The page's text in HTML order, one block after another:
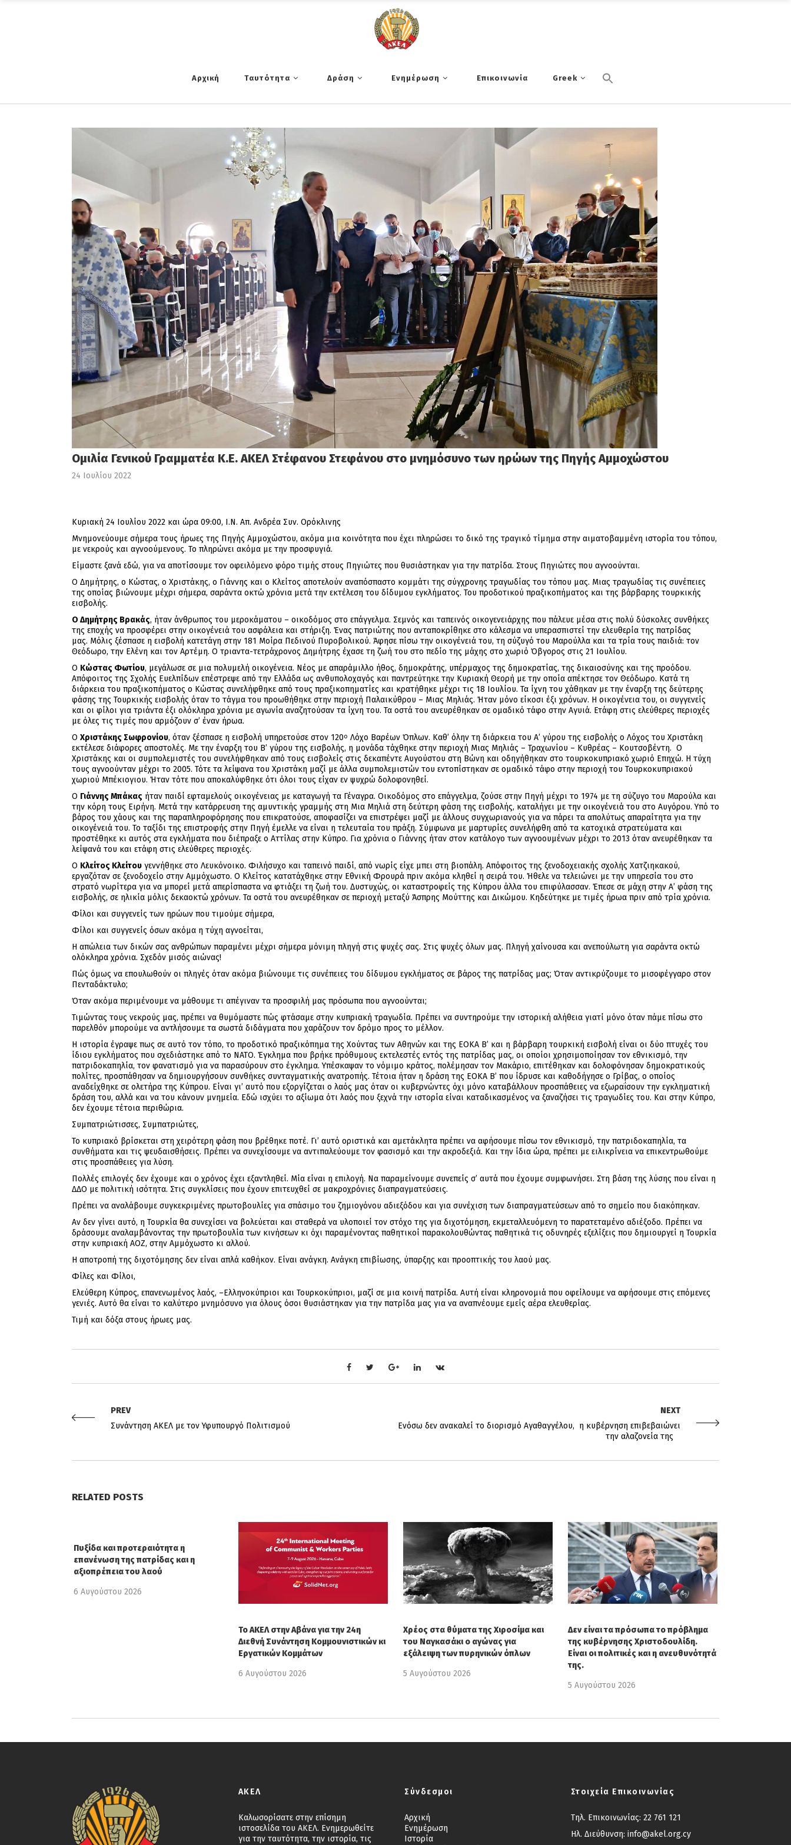
Αρχική Ταυτότητα Δράση Ενημέρωση Επικοινωνία Greek
Ομιλία Γενικού Γραμματέα Κ.Ε. ΑΚΕΛ Στέφανου Στεφάνου στο μνημόσυνο των ηρώων της Πηγής Αμμοχώστου
24 Ιουλίου 2022
Κυριακή 24 Ιουλίου 2022 και ώρα 09:00, Ι.Ν. Απ. Ανδρέα Συν. Ορόκλινης
Μνημονεύουμε σήμερα τους ήρωες της Πηγής Αμμοχώστου, ακόμα μια κοινότητα που έχει πληρώσει το δικό της τραγικό τίμημα στην αιματοβαμμένη ιστορία του τόπου,
με νεκρούς και αγνοούμενους. Το πληρώνει ακόμα με την προσφυγιά.
Είμαστε ξανά εδώ, για να αποτίσουμε τον οφειλόμενο φόρο τιμής στους Πηγιώτες που θυσιάστηκαν για την πατρίδα. Στους Πηγιώτες που αγνοούνται.
Ο Δημήτρης, ο Κώστας, ο Χριστάκης, ο Γιάννης και ο Κλείτος αποτελούν αναπόσπαστο κομμάτι της σύγχρονης τραγωδίας του τόπου μας. Μιας τραγωδίας τις συνέπειες
της οποίας βιώνουμε μέχρι σήμερα, σαράντα οκτώ χρόνια μετά την εκτέλεση του δίδυμου εγκλήματος. Του προδοτικού πραξικοπήματος και της βάρβαρης τουρκικής
εισβολής.
Ο Δημήτρης Βρακάς, ήταν άνθρωπος του μεροκάματου – οικοδόμος στο επάγγελμα. Σεμνός και ταπεινός οικογενειάρχης που πάλευε μέσα στις πολύ δύσκολες συνθήκες
της εποχής να προσφέρει στην οικογένειά του ασφάλεια και στήριξη. Ένας πατριώτης που ανταποκρίθηκε στο κάλεσμα να υπερασπιστεί την ελευθερία της πατρίδας
μας. Μόλις ξέσπασε η εισβολή κατετάγη στην 181 Μοίρα Πεδινού Πυροβολικού. Άφησε πίσω την οικογένειά του, τη σύζυγό του Μαρούλλα και τα τρία τους παιδιά: τον
Θεόδωρο, την Ελένη και τον Αρτέμη. Ο τριαντα-τετράχρονος Δημήτρης έχασε τη ζωή του στο πεδίο της μάχης στο χωριό Όβγορος στις 21 Ιουλίου.
Ο Κώστας Φωτίου, μεγάλωσε σε μια πολυμελή οικογένεια. Νέος με απαράμιλλο ήθος, δημοκράτης, υπέρμαχος της δημοκρατίας, της δικαιοσύνης και της προόδου.
Απόφοιτος της Σχολής Ευελπίδων επέστρεψε από την Ελλάδα ως ανθυπολοχαγός και παντρεύτηκε την Κυριακή Θεορή με την οποία απέκτησε τον Θεόδωρο. Κατά τη
διάρκεια του πραξικοπήματος ο Κώστας συνελήφθηκε από τους πραξικοπηματίες και κρατήθηκε μέχρι τις 18 Ιουλίου. Τα ίχνη του χάθηκαν με την έναρξη της δεύτερης
φάσης της Τουρκικής εισβολής όταν το τάγμα του προωθήθηκε στην περιοχή Παλαικύθρου – Μιας Μηλιάς. Ήταν μόνο είκοσι έξι χρόνων. Η οικογένεια του, οι συγγενείς
και οι φίλοι για τριάντα έξι ολόκληρα χρόνια με αγωνία αναζητούσαν τα ίχνη του. Τα οστά του ανευρέθηκαν σε ομαδικό τάφο στην Αγυιά. Ετάφη στις ελεύθερες περιοχές
με όλες τις τιμές που αρμόζουν σ’ έναν ήρωα.
Ο Χριστάκης Σωφρονίου, όταν ξέσπασε η εισβολή υπηρετούσε στον 120ο Λόχο Βαρέων Όπλων. Καθ’ όλην τη διάρκεια του Α’ γύρου της εισβολής ο Λόχος του Χριστάκη
εκτέλεσε διάφορες αποστολές. Με την έναρξη του Β’ γύρου της εισβολής, η μονάδα τάχθηκε στην περιοχή Μιας Μηλιάς – Τραχωνίου – Κυθρέας – Κουτσοβέντη. Ο
Χριστάκης και οι συμπολεμιστές του συνελήφθηκαν από τους εισβολείς στις δεκαπέντε Αυγούστου στη Βώνη και οδηγήθηκαν στο τουρκοκυπριακό χωριό Επηχώ. Η τύχη
τους αγνοούνταν μέχρι το 2005. Τότε τα λείψανα του Χριστάκη μαζί με άλλα συμπολεμιστών του εντοπίστηκαν σε ομαδικό τάφο στην περιοχή του Τουρκοκυπριακού
χωριού Μπέκιογιου. Ήταν τότε που αποκαλύφθηκε ότι όλοι τους είχαν εν ψυχρώ δολοφονηθεί.
Ο Γιάννης Μπάκας ήταν παιδί εφταμελούς οικογένειας με καταγωγή τα Γέναγρα. Οικοδόμος στο επάγγελμα, ζούσε στην Πηγή μέχρι το 1974 με τη σύζυγο του Μαρούλα και
την κόρη τους Ειρήνη. Μετά την κατάρρευση της αμυντικής γραμμής στη Μια Μηλιά στη δεύτερη φάση της εισβολής, καταλήγει με την οικογένειά του στο Αυγόρου. Υπό το
βάρος του χάους και της παραπληροφόρησης που επικρατούσε, αποφασίζει να επιστρέψει μαζί με άλλους συγχωριανούς για να πάρει τα απολύτως απαραίτητα για την
οικογένειά του. Το ταξίδι της επιστροφής στην Πηγή έμελλε να είναι η τελευταία του πράξη. Σύμφωνα με μαρτυρίες συνελήφθη από τα κατοχικά στρατεύματα και
προστέθηκε κι αυτός στα εγκλήματα που διέπραξε ο Αττίλας στην Κύπρο. Για χρόνια ο Γιάννης ήταν στον κατάλογο των αγνοουμένων μέχρι το 2013 όταν ανευρέθηκαν τα
λείψανά του και ετάφη στις ελεύθερες περιοχές.
Ο Κλείτος Κλείτου γεννήθηκε στο Λευκόνοικο. Φιλήσυχο και ταπεινό παιδί, από νωρίς είχε μπει στη βιοπάλη. Απόφοιτος της ξενοδοχειακής σχολής Χατζιηκακού,
εργαζόταν σε ξενοδοχείο στην Αμμόχωστο. Ο Κλείτος κατατάχθηκε στην Εθνική Φρουρά πριν ακόμα κληθεί η σειρά του. Ήθελε να τελειώνει με την υπηρεσία του στο
στρατό νωρίτερα για να μπορεί μετά απερίσπαστα να φτιάξει τη ζωή του. Δυστυχώς, οι καταστροφείς της Κύπρου άλλα του επιφύλασσαν. Έπεσε σε μάχη στην Α’ φάση της
εισβολής, σε ηλικία μόλις δεκαοκτώ χρόνων. Τα οστά του ανευρέθηκαν σε περιοχή μεταξύ Άσπρης Μούττης και Δικώμου. Κηδεύτηκε με τιμές ήρωα πριν από τρία χρόνια.
Φίλοι και συγγενείς των ηρώων που τιμούμε σήμερα,
Φίλοι και συγγενείς όσων ακόμα η τύχη αγνοείται,
Η απώλεια των δικών σας ανθρώπων παραμένει μέχρι σήμερα μόνιμη πληγή στις ψυχές σας. Στις ψυχές όλων μας. Πληγή χαίνουσα και ανεπούλωτη για σαράντα οκτώ
ολόκληρα χρόνια. Σχεδόν μισός αιώνας!
Πώς όμως να επουλωθούν οι πληγές όταν ακόμα βιώνουμε τις συνέπειες του δίδυμου εγκλήματος σε βάρος της πατρίδας μας; Όταν αντικρύζουμε το μισοφέγγαρο στον
Πενταδάκτυλο;
Όταν ακόμα περιμένουμε να μάθουμε τι απέγιναν τα προσφιλή μας πρόσωπα που αγνοούνται;
Τιμώντας τους νεκρούς μας, πρέπει να θυμόμαστε πώς φτάσαμε στην κυπριακή τραγωδία. Πρέπει να συντηρούμε την ιστορική αλήθεια γιατί μόνο όταν πάμε πίσω στο
παρελθόν μπορούμε να αντλήσουμε τα σωστά διδάγματα που χαράζουν τον δρόμο προς το μέλλον.
Η ιστορία έγραψε πως σε αυτό τον τόπο, το προδοτικό πραξικόπημα της Χούντας των Αθηνών και της ΕΟΚΑ Β’ και η βάρβαρη τουρκική εισβολή είναι οι δύο πτυχές του
ίδιου εγκλήματος που σχεδιάστηκε από το ΝΑΤΟ. Έγκλημα που βρήκε πρόθυμους εκτελεστές εντός της πατρίδας μας, οι οποίοι χρησιμοποίησαν τον εθνικισμό, την
πατριδοκαπηλία, τον φανατισμό για να παρασύρουν στο έγκλημα. Υπέσκαψαν το νόμιμο κράτος, πολέμησαν τον Μακάριο, επιτέθηκαν και δολοφόνησαν δημοκρατικούς
πολίτες, προσπάθησαν να δημιουργήσουν συνθήκες συνταγματικής ανατροπής. Τέτοια ήταν η δράση της ΕΟΚΑ Β’ που ίδρυσε και καθοδήγησε ο Γρίβας, ο οποίος
αναδείχθηκε σε ολετήρα της Κύπρου. Είναι γι’ αυτό που εξοργίζεται ο λαός μας όταν οι κυβερνώντες όχι μόνο καταβάλλουν προσπάθειες να εξωραΐσουν την εγκληματική
δράση του, αλλά και να του κάνουν μνημεία. Εδώ ισχύει το αξίωμα ότι λαός που ξεχνά την ιστορία είναι καταδικασμένος να ξαναζήσει τις τραγωδίες του. Και στην Κύπρο,
δεν έχουμε τέτοια περιθώρια.
Συμπατριώτισσες, Συμπατριώτες,
Το κυπριακό βρίσκεται στη χειρότερη φάση που βρέθηκε ποτέ. Γι’ αυτό οριστικά και αμετάκλητα πρέπει να αφήσουμε πίσω τον εθνικισμό, την πατριδοκαπηλία, τα
συνθήματα και τις ψευδαισθήσεις. Πρέπει να συνεχίσουμε να αντιπαλεύουμε τον φασισμό και την ακροδεξιά. Και την ίδια ώρα, πρέπει με ειλικρίνεια να επικεντρωθούμε
στις προσπάθειες για λύση.
Πολλές επιλογές δεν έχουμε και ο χρόνος έχει εξαντληθεί. Μία είναι η επιλογή. Να παραμείνουμε συνεπείς σ’ αυτά που έχουμε συμφωνήσει. Στη βάση της λύσης που είναι η
ΔΔΟ με πολιτική ισότητα. Στις συγκλίσεις που έχουν επιτευχθεί σε μακροχρόνιες διαπραγματεύσεις.
Πρέπει να αναλάβουμε συγκεκριμένες πρωτοβουλίες για σπάσιμο του ζημιογόνου αδιεξόδου και για συνέχιση των διαπραγματεύσεων από το σημείο που διακόπηκαν.
Αν δεν γίνει αυτό, η Τουρκία θα συνεχίσει να βολεύεται και σταθερά να υλοποιεί τον στόχο της για διχοτόμηση, εκμεταλλευόμενη το παρατεταμένο αδιέξοδο. Πρέπει να
δράσουμε αναλαμβάνοντας την πρωτοβουλία των κινήσεων κι όχι παραμένοντας παθητικοί παρακολουθώντας παθητικά τις οδυνηρές εξελίξεις που δημιουργεί η Τουρκία
στην κυπριακή ΑΟΖ, στην Αμμόχωστο κι αλλού.
Η αποτροπή της διχοτόμησης δεν είναι απλά καθήκον. Είναι ανάγκη. Ανάγκη επιβίωσης, ύπαρξης και προοπτικής του λαού μας.
Φίλες και Φίλοι,
Ελεύθερη Κύπρος, επανενωμένος λαός, –Ελληνοκύπριοι και Τουρκοκύπριοι, μαζί σε μια κοινή πατρίδα. Αυτή είναι κληρονομιά που οφείλουμε να αφήσουμε στις επόμενες
γενιές. Αυτό θα είναι το καλύτερο μνημόσυνο για όλους όσοι θυσιάστηκαν για την πατρίδα μας για να αναπνέουμε εμείς αέρα ελευθερίας.
Τιμή και δόξα στους ήρωες μας.
PREV
Συνάντηση ΑΚΕΛ με τον Υφυπουργό Πολιτισμού
NEXT
Ενόσω δεν ανακαλεί το διορισμό Αγαθαγγέλου, η κυβέρνηση επιβεβαιώνει
την αλαζονεία της
RELATED POSTS
Πυξίδα και προτεραιότητα η
επανένωση της πατρίδας και η
αξιοπρέπεια του λαού
6 Αυγούστου 2026
Το ΑΚΕΛ στην Αβάνα για την 24η
Διεθνή Συνάντηση Κομμουνιστικών κι
Εργατικών Κομμάτων
6 Αυγούστου 2026
Χρέος στα θύματα της Χιροσίμα και
του Ναγκασάκι ο αγώνας για
εξάλειψη των πυρηνικών όπλων
5 Αυγούστου 2026
Δεν είναι τα πρόσωπα το πρόβλημα
της κυβέρνησης Χριστοδουλίδη.
Είναι οι πολιτικές και η ανευθυνότητά
της.
5 Αυγούστου 2026
ΑΚΕΛ
Καλωσορίσατε στην επίσημη
ιστοσελίδα του ΑΚΕΛ. Ενημερωθείτε
για την ταυτότητα, την ιστορία, τις
Σύνδεσμοι
Αρχική
Ενημέρωση
Ιστορία
Στοιχεία Επικοινωνίας
Τηλ. Επικοινωνίας: 22 761 121
Ηλ. Διεύθυνση: info@akel.org.cy